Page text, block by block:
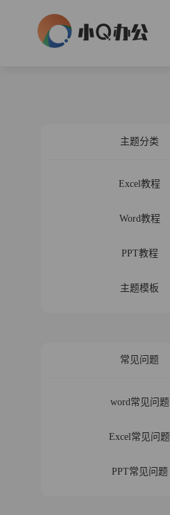
主题分类
Excel教程
Word教程
PPT教程
主题模板
常见问题
word常见问题
Excel常见问题
PPT常见问题